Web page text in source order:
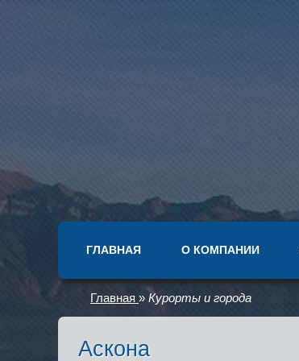
ГЛАВНАЯ О КОМПАНИИ
Главная » Курорты и города
Аскона